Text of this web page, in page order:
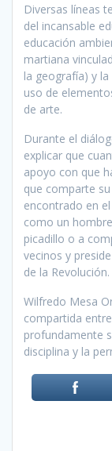
Diversas líneas
del incansable
educación
martiana
la geografía) y
uso de
de arte.
Durante el
explicar que
apoyo con que
que comparte
encontrado en
como un
picadillo o a
vecinos y
de la Revolución.
Wilfredo Mesa
compartida
profundamente
disciplina y la